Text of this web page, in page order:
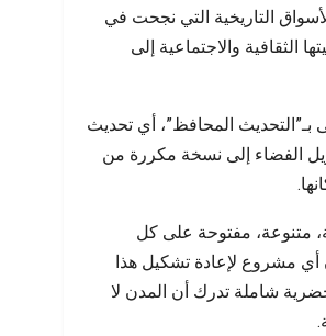
التاريخية التي نجحت في
الثقافية والاجتماعية إلى
المحافظ”، أي تحديث
الفضاء إلى نسخة مكررة من
متنوعة، مفتوحة على كل
أي مشروع لإعادة تشكيل هذا
شاملة تدرك أن المدن لا